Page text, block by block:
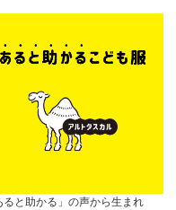
ると助かる」の声から生まれ